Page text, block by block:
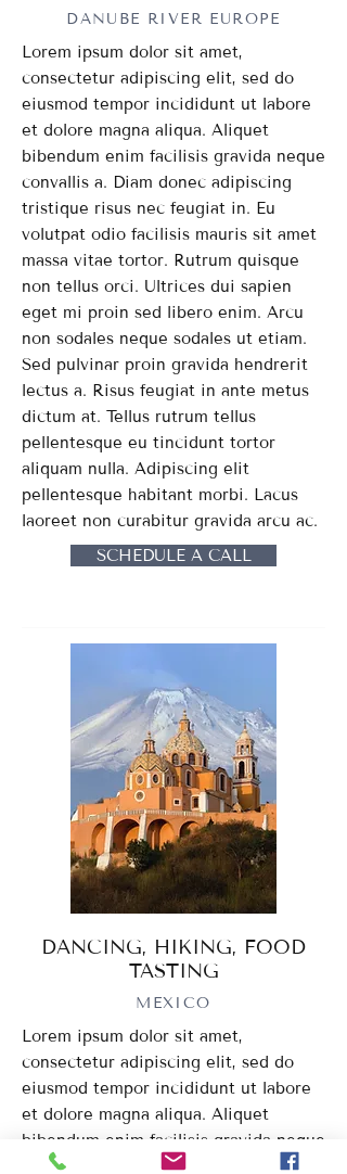
DANUBE RIVER EUROPE
Lorem ipsum dolor sit amet,
consectetur adipiscing elit, sed do
eiusmod tempor incididunt ut labore
et dolore magna aliqua. Aliquet
bibendum enim facilisis gravida neque
convallis a. Diam donec adipiscing
tristique risus nec feugiat in. Eu
volutpat odio facilisis mauris sit amet
massa vitae tortor. Rutrum quisque
non tellus orci. Ultrices dui sapien
eget mi proin sed libero enim. Arcu
non sodales neque sodales ut etiam.
Sed pulvinar proin gravida hendrerit
lectus a. Risus feugiat in ante metus
dictum at. Tellus rutrum tellus
pellentesque eu tincidunt tortor
aliquam nulla. Adipiscing elit
pellentesque habitant morbi. Lacus
laoreet non curabitur gravida arcu ac.
SCHEDULE A CALL
DANCING, HIKING, FOOD
TASTING
MEXICO
Lorem ipsum dolor sit amet,
consectetur adipiscing elit, sed do
eiusmod tempor incididunt ut labore
et dolore magna aliqua. Aliquet
bibendum enim facilisis gravida neque
convallis a. Diam donec adipiscing